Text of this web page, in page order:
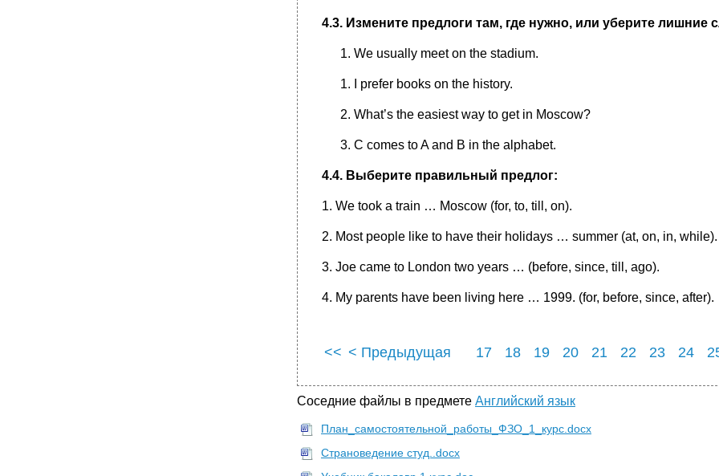
4.3. Измените предлоги там, где нужно, или уберите лишние
We usually meet on the stadium.
I prefer books on the history.
What’s the easiest way to get in Moscow?
C comes to A and B in the alphabet.
4.4. Выберите правильный предлог:
1. We took a train … Moscow (for, to, till, on).
2. Most people like to have their holidays … summer (at, on, in, while).
3. Joe came to London two years … (before, since, till, ago).
4. My parents have been living here … 1999. (for, before, since, after).
<< < Предыдущая 17 18 19 20 21 22 23 24
Соседние файлы в предмете Английский язык
План_самостоятельной_работы_ФЗО_1_курс.docx
Страноведение студ..docx